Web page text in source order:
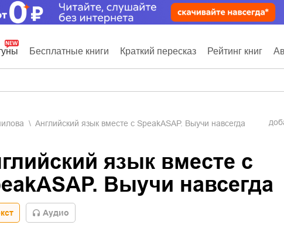
Бесплатные книги Краткий пересказ Рейтинг книг
Английский язык вместе с SpeakASAP. Выучи навсегда
язык вместе с
Выучи навсегда
Aудио